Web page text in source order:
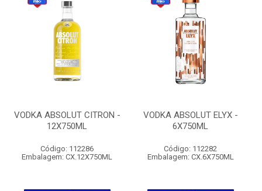
VODKA ABSOLUT CITRON -
12X750ML
Código: 112286
Embalagem: CX.12X750ML
VODKA ABSOLUT ELYX -
6X750ML
Código: 112282
Embalagem: CX.6X750ML